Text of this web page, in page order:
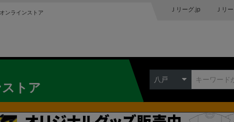
ンラインストア Ｊリーグ.jp Ｊリ
トア
八戸